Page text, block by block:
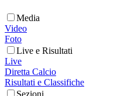
Media
Video
Foto
Live e Risultati
Live
Diretta Calcio
Risultati e Classifiche
Sezioni